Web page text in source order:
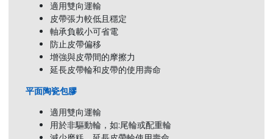
適用雙向運輸
皮帶張力較低且穩定
軸承負載小可省電
防止皮帶偏移
增強與皮帶間的摩擦力
延長皮帶輪和皮帶的使用壽命
平面陶瓷包膠
適用雙向運輸
用於非驅動輪，如:尾輪或配重輪
摩擦力
一般
跑偏情形
易發生